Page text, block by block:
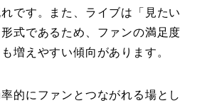
です。また、ライブは「見たい
式であるため、ファンの満足度
増えやすい傾向があります。
的にファンとつながれる場とし